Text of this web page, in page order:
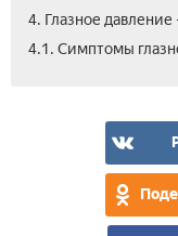
4. Глазное
4.1. Симптомы